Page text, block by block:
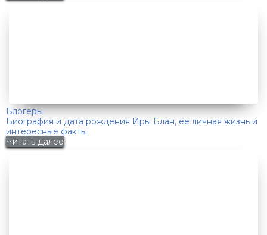
Блогеры
Биография и дата рождения Иры Блан, ее личная жизнь и
интересные факты
Читать далее